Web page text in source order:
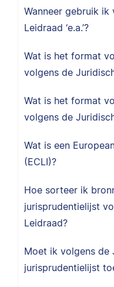
Wanneer gebruik
Leidraad ‘e.a.’?
Wat is het format
volgens de
Wat is het format
volgens de
Wat is een
(ECLI)?
Hoe sorteer ik
jurisprudentielijst
Leidraad?
Moet ik volgens de
jurisprudentielijst